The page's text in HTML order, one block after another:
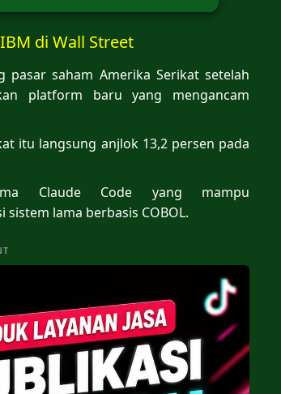
di Wall Street
pasar saham Amerika Serikat setelah
platform baru yang mengancam
itu langsung anjlok 13,2 persen pada
Claude Code yang mampu
lama berbasis COBOL.